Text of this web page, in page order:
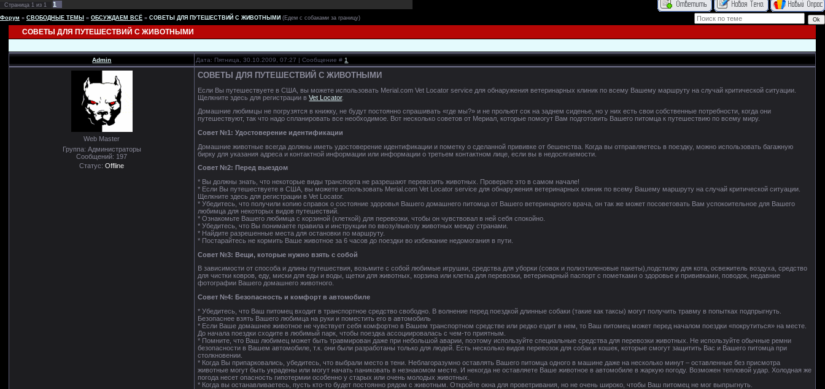
Страница 1 из 1 1
Форум » СВОБОДНЫЕ ТЕМЫ » ОБСУЖДАЕМ ВСЁ » СОВЕТЫ ДЛЯ ПУТЕШЕСТВИЙ С ЖИВОТНЫМИ (Едем с собаками за границу)
СОВЕТЫ ДЛЯ ПУТЕШЕСТВИЙ С ЖИВОТНЫМИ
Admin Дата: Пятница, 30.10.2009, 07:27 | Сообщение # 1
Web Master
Группа: Администраторы
Сообщений: 197
Статус:Offline
СОВЕТЫ ДЛЯ ПУТЕШЕСТВИЙ С ЖИВОТНЫМИ
Если Вы путешествуете в США, вы можете использовать Merial.com Vet Locator service для обнаружения ветеринарных клиник по всему Вашему маршруту на случай критической ситуации.
Щелкните здесь для регистрации вVet Locator.
Домашние любимцы не погрузятся в книжку, не будут постоянно спрашивать «где мы?» и не прольют сок на заднем сиденье, но у них есть свои собственные потребности, когда они
путешествуют, так что надо спланировать все необходимое. Вот несколько советов от Мериал, которые помогут Вам подготовить Вашего питомца к путешествию по всему миру.
Совет №1: Удостоверение идентификации
Домашние животные всегда должны иметь удостоверение идентификации и пометку о сделанной прививке от бешенства. Когда вы отправляетесь в поездку, можно использовать багажную
бирку для указания адреса и контактной информации или информации о третьем контактном лице, если вы в недосягаемости.
Совет №2: Перед выездом
* Вы должны знать, что некоторые виды транспорта не разрешают перевозить животных. Проверьте это в самом начале!
* Если Вы путешествуете в США, вы можете использовать Merial.com Vet Locator service для обнаружения ветеринарных клиник по всему Вашему маршруту на случай критической ситуации.
Щелкните здесь для регистрации в Vet Locator.
* Убедитесь, что получили копию справок о состояние здоровья Вашего домашнего питомца от Вашего ветеринарного врача, он так же может посоветовать Вам успокоительное для Вашего
любимца для некоторых видов путешествий.
* Ознакомьте Вашего любимца с корзиной (клеткой) для перевозки, чтобы он чувствовал в ней себя спокойно.
* Убедитесь, что Вы понимаете правила и инструкции по ввозу/вывозу животных между странами.
* Найдите разрешенные места для остановки по маршруту.
* Постарайтесь не кормить Ваше животное за 6 часов до поездки во избежание недомогания в пути.
Совет №3: Вещи, которые нужно взять с собой
В зависимости от способа и длины путешествия, возьмите с собой любимые игрушки, средства для уборки (совок и полиэтиленовые пакеты),подстилку для кота, освежитель воздуха, средство
для чистки ковров, еду, миски для еды и воды, щетки для животных, корзина или клетка для перевозки, ветеринарный паспорт с пометками о здоровье и прививками, поводок, недавние
фотографии Вашего домашнего животного.
Совет №4: Безопасность и комфорт в автомобиле
* Убедитесь, что Ваш питомец входит в транспортное средство свободно. В волнение перед поездкой длинные собаки (такие как таксы) могут получить травму в попытках подпрыгнуть.
Безопаснее взять Вашего любимца на руки и поместить его в автомобиль
* Если Ваше домашнее животное не чувствует себя комфортно в Вашем транспортном средстве или редко ездит в нем, то Ваш питомец может перед началом поездки «покрутиться» на месте.
До начала поездки сходите в любимый парк, чтобы поездка ассоциировалась с чем-то приятным.
* Помните, что Ваш любимец может быть травмирован даже при небольшой аварии, поэтому используйте специальные средства для перевозки животных. Не используйте обычные ремни
безопасности в Вашем автомобиле, т.к. они были разработаны только для людей. Есть несколько видов перевозок для собак и кошек, которые смогут защитить Вас и Вашего питомца при
столкновении.
* Когда Вы припарковались, убедитесь, что выбрали место в тени. Неблагоразумно оставлять Вашего питомца одного в машине даже на несколько минут – оставленные без присмотра
животные могут быть украдены или могут начать паниковать в незнакомом месте. И некогда не оставляете Ваше животное в автомобиле в жаркую погоду. Возможен тепловой удар. Холодная же
погода несет опасность гипотермии особенно у старых или очень молодых животных.
* Когда вы останавливаетесь, пусть кто-то будет постоянно рядом с животным. Откройте окна для проветривания, но не очень широко, чтобы Ваш питомец не мог выпрыгнуть.